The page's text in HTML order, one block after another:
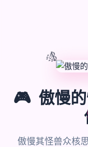
🎮 傲慢
傲慢其怪兽众核
🎊